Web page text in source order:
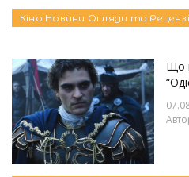
Кіно Новини Огляди та
Що